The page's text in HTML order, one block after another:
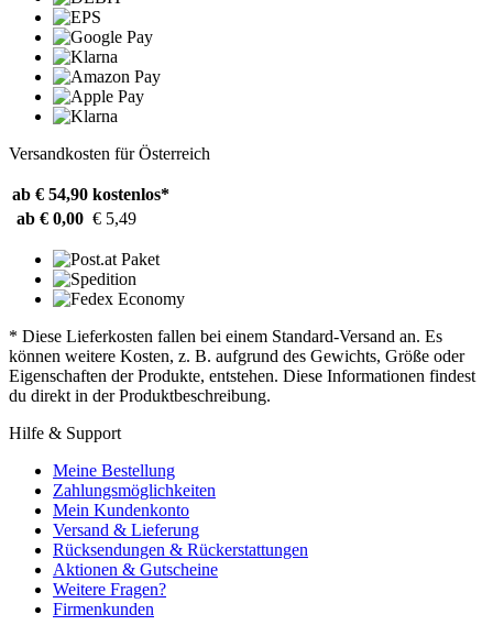
Versandkosten für Österreich
ab € 54,90 kostenlos*
ab € 0,00 € 5,49
* Diese Lieferkosten fallen bei einem Standard-Versand an. Es
können weitere Kosten, z. B. aufgrund des Gewichts, Größe oder
Eigenschaften der Produkte, entstehen. Diese Informationen findest
du direkt in der Produktbeschreibung.
Hilfe & Support
Meine Bestellung
Zahlungsmöglichkeiten
Mein Kundenkonto
Versand & Lieferung
Rücksendungen & Rückerstattungen
Aktionen & Gutscheine
Weitere Fragen?
Firmenkunden